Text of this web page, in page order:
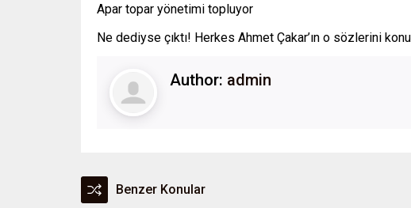
Apar topar yönetimi topluyor
Ne dediyse çıktı! Herkes Ahmet Çakar’ın o sözlerini
Author: admin
Benzer Konular